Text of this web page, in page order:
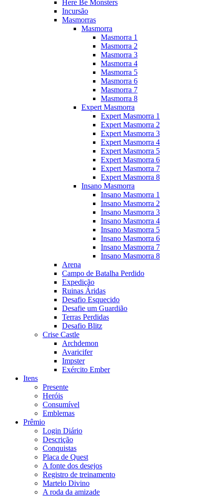
Here Be Monsters
Incursão
Masmorras
Masmorra
Masmorra 1
Masmorra 2
Masmorra 3
Masmorra 4
Masmorra 5
Masmorra 6
Masmorra 7
Masmorra 8
Expert Masmorra
Expert Masmorra 1
Expert Masmorra 2
Expert Masmorra 3
Expert Masmorra 4
Expert Masmorra 5
Expert Masmorra 6
Expert Masmorra 7
Expert Masmorra 8
Insano Masmorra
Insano Masmorra 1
Insano Masmorra 2
Insano Masmorra 3
Insano Masmorra 4
Insano Masmorra 5
Insano Masmorra 6
Insano Masmorra 7
Insano Masmorra 8
Arena
Campo de Batalha Perdido
Expedição
Ruinas Áridas
Desafio Esquecido
Desafie um Guardião
Terras Perdidas
Desafio Blitz
Crise Castle
Archdemon
Avaricifer
Impster
Exército Ember
Itens
Presente
Heróis
Consumível
Emblemas
Prêmio
Login Diário
Descrição
Conquistas
Placa de Quest
A fonte dos desejos
Registro de treinamento
Martelo Divino
A roda da amizade